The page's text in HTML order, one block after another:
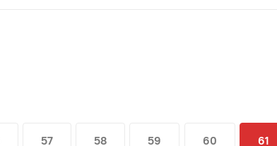
57 58 59 60 61